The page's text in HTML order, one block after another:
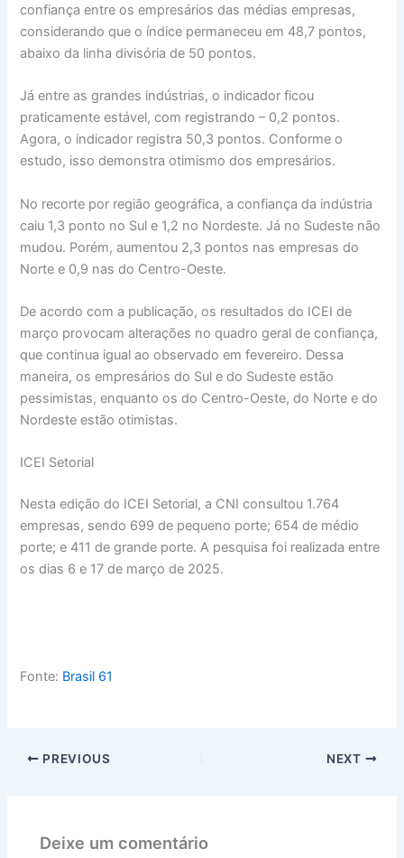
confiança entre os empresários das médias empresas,
considerando que o índice permaneceu em 48,7 pontos,
abaixo da linha divisória de 50 pontos.
Já entre as grandes indústrias, o indicador ficou
praticamente estável, com registrando – 0,2 pontos.
Agora, o indicador registra 50,3 pontos. Conforme o
estudo, isso demonstra otimismo dos empresários.
No recorte por região geográfica, a confiança da indústria
caiu 1,3 ponto no Sul e 1,2 no Nordeste. Já no Sudeste não
mudou. Porém, aumentou 2,3 pontos nas empresas do
Norte e 0,9 nas do Centro-Oeste.
De acordo com a publicação, os resultados do ICEI de
março provocam alterações no quadro geral de confiança,
que continua igual ao observado em fevereiro. Dessa
maneira, os empresários do Sul e do Sudeste estão
pessimistas, enquanto os do Centro-Oeste, do Norte e do
Nordeste estão otimistas.
ICEI Setorial
Nesta edição do ICEI Setorial, a CNI consultou 1.764
empresas, sendo 699 de pequeno porte; 654 de médio
porte; e 411 de grande porte. A pesquisa foi realizada entre
os dias 6 e 17 de março de 2025.
Fonte: Brasil 61
PREVIOUS NEXT
Deixe um comentário